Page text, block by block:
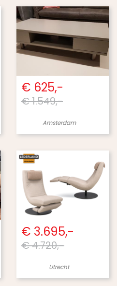
€ 625,-
€ 1.549,-
Amsterdam
€ 3.695,-
€ 4.720,-
Utrecht